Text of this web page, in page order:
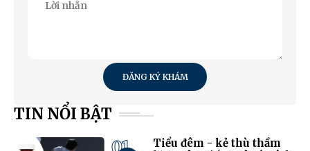
ĐĂNG KÝ KHÁM
TIN NỔI BẬT
Tiểu đêm - kẻ thù thầm